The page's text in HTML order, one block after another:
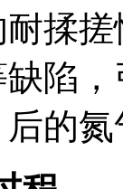
揉
陷
的